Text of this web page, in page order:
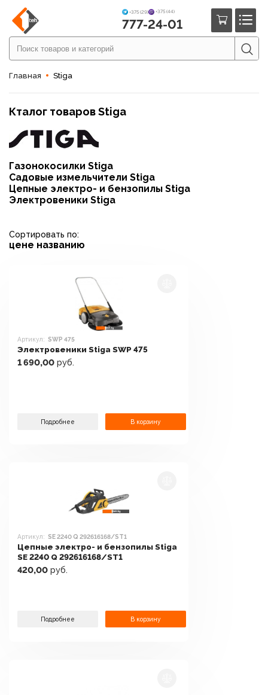
+375 (29) +375 (44)
777-24-01
Главная Stiga
Кталог товаров Stiga
Газонокосилки Stiga
Садовые измельчители Stiga
Цепные электро- и бензопилы Stiga
Электровеники Stiga
Сортировать по:
цене названию
Артикул: SWP 475
Электровеники Stiga SWP 475
1 690,00 руб.
Подробнее В корзину
Артикул: SE 2240 Q 292616168/ST1
Цепные электро- и бензопилы Stiga
SE 2240 Q 292616168/ST1
420,00 руб.
Подробнее В корзину